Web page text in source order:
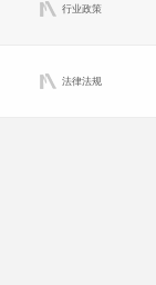
行业政策
法律法规